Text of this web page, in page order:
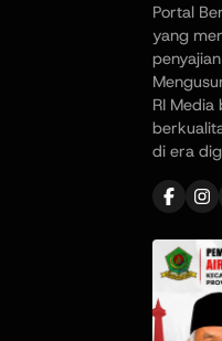
Portal
yang
RI
di era